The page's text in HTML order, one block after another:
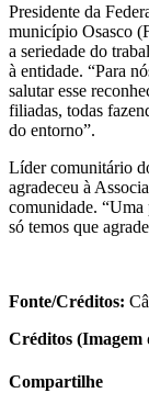
Presidente da
município Osasco
a seriedade do
à entidade. “Para
salutar esse
filiadas, todas
do entorno”.
Líder comunitário
agradeceu à
comunidade. “Uma
só temos que
Fonte/Créditos:
Créditos (Imagem
Compartilhe